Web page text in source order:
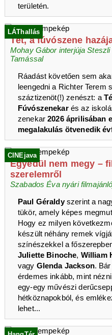
területén.
LÁThallás
Tét, a fúvószene
Mohay Gábor interjúja
Tamással
Ráadást követően sem
leengedni a Richter Terem
száztizenöt(!) zenészt: a
Fúvószenekarés az
zenekar2026 áprilisában
megalakulás ötvenedik
CINEjava
Egyedül nem megy –
szerelemről
Szabados Éva nyári
Paul Géraldyszerint a
tükör, amely képes
Hogy ez milyen
készült néhány remek
színészekkel a
Juliette Binoche, William
vagy Glenda Jackson.
érdemes inkább, mint
egy-egy művészi
hétköznapokból, és
lehet...